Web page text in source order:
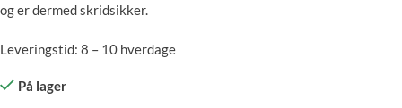
og er dermed skridsikker.
Leveringstid: 8 – 10 hverdage
På lager